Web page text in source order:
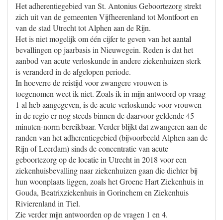
Het adherentiegebied van St. Antonius Geboortezorg strekt
zich uit van de gemeenten Vijfheerenland tot Montfoort en
van de stad Utrecht tot Alphen aan de Rijn.
Het is niet mogelijk om één cijfer te geven van het aantal
bevallingen op jaarbasis in Nieuwegein. Reden is dat het
aanbod van acute verloskunde in andere ziekenhuizen sterk
is veranderd in de afgelopen periode.
In hoeverre de reistijd voor zwangere vrouwen is
toegenomen weet ik niet. Zoals ik in mijn antwoord op vraag
1 al heb aangegeven, is de acute verloskunde voor vrouwen
in de regio er nog steeds binnen de daarvoor geldende 45
minuten-norm bereikbaar. Verder blijkt dat zwangeren aan de
randen van het adherentiegebied (bijvoorbeeld Alphen aan de
Rijn of Leerdam) sinds de concentratie van acute
geboortezorg op de locatie in Utrecht in 2018 voor een
ziekenhuisbevalling naar ziekenhuizen gaan die dichter bij
hun woonplaats liggen, zoals het Groene Hart Ziekenhuis in
Gouda, Beatrixziekenhuis in Gorinchem en Ziekenhuis
Rivierenland in Tiel.
Zie verder mijn antwoorden op de vragen 1 en 4.